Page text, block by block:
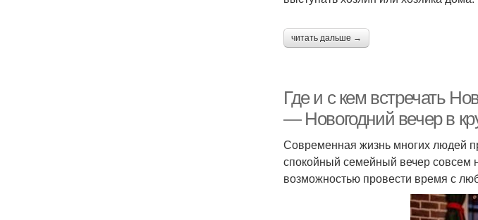
читать дальше →
Где и с кем встречать
— Новогодний вечер в
Современная жизнь многих людей
спокойный семейный вечер совсем
возможностью провести время с